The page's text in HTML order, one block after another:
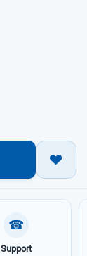
☎
Support